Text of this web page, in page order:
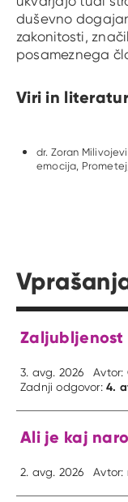
duševno
zakonitosti,
posameznega
Viri in
dr. Zoran
emocija, Prometej,
Zaljubljenost
3. avg. 2026 Avtor:
Zadnji odgovor:4.
Ali je kaj
2. avg. 2026 Avtor: